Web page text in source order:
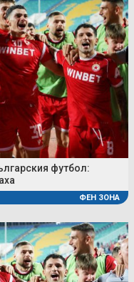
футбол:
ФЕН ЗОНА